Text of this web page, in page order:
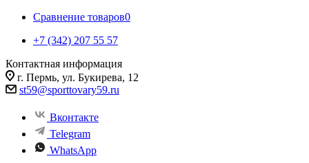
Сравнение товаров0
+7 (342) 207 55 57
Контактная информация
г. Пермь, ул. Букирева, 12
st59@sporttovary59.ru
Вконтакте
Telegram
WhatsApp